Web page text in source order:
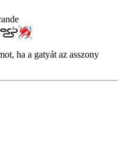
ha a gatyát az asszony